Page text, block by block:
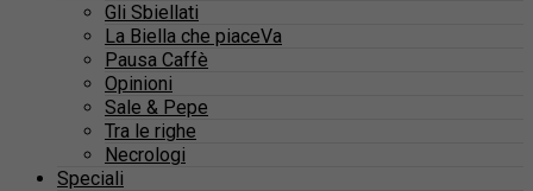
Gli Sbiellati
La Biella che piaceVa
Pausa Caffè
Opinioni
Sale & Pepe
Tra le righe
Necrologi
Speciali